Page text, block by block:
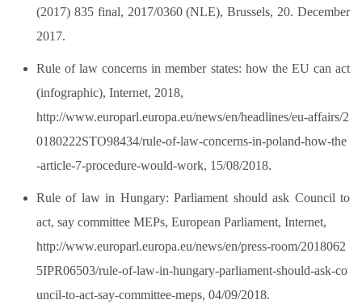
(2017) 835 final, 2017/0360 (NLE), Brussels, 20. December
2017.
Rule of law concerns in member states: how the EU can act
(infographic), Internet, 2018,
http://www.europarl.europa.eu/news/en/headlines/eu-affairs/2
0180222STO98434/rule-of-law-concerns-in-poland-how-the
-article-7-procedure-would-work, 15/08/2018.
Rule of law in Hungary: Parliament should ask Council to
act, say committee MEPs, European Parliament, Internet,
http://www.europarl.europa.eu/news/en/press-room/2018062
5IPR06503/rule-of-law-in-hungary-parliament-should-ask-co
uncil-to-act-say-committee-meps, 04/09/2018.